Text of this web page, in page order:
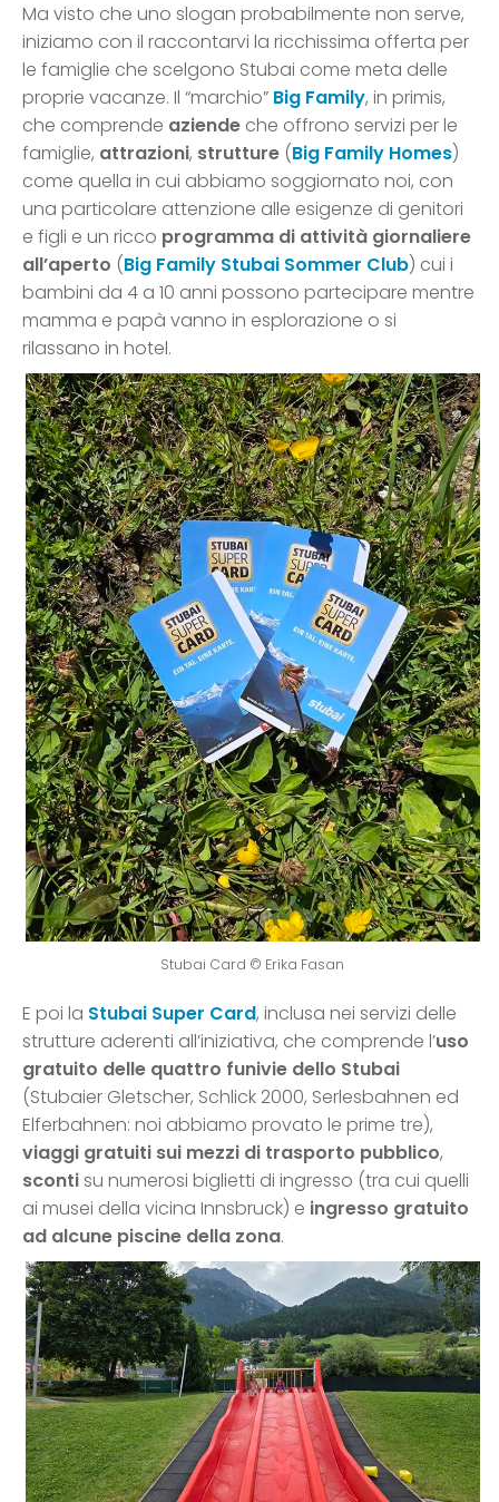
Ma visto che uno slogan probabilmente non serve,
iniziamo con il raccontarvi la ricchissima offerta per
le famiglie che scelgono Stubai come meta delle
proprie vacanze. Il “marchio” Big Family, in primis,
che comprende aziende che offrono servizi per le
famiglie, attrazioni, strutture (Big Family Homes)
come quella in cui abbiamo soggiornato noi, con
una particolare attenzione alle esigenze di genitori
e figli e un ricco programma di attività giornaliere
all’aperto (Big Family Stubai Sommer Club) cui i
bambini da 4 a 10 anni possono partecipare mentre
mamma e papà vanno in esplorazione o si
rilassano in hotel.
Stubai Card © Erika Fasan
E poi la Stubai Super Card, inclusa nei servizi delle
strutture aderenti all’iniziativa, che comprende l’uso
gratuito delle quattro funivie dello Stubai
(Stubaier Gletscher, Schlick 2000, Serlesbahnen ed
Elferbahnen: noi abbiamo provato le prime tre),
viaggi gratuiti sui mezzi di trasporto pubblico,
scontisu numerosi biglietti di ingresso (tra cui quelli
ai musei della vicina Innsbruck) e ingresso gratuito
ad alcune piscine della zona.